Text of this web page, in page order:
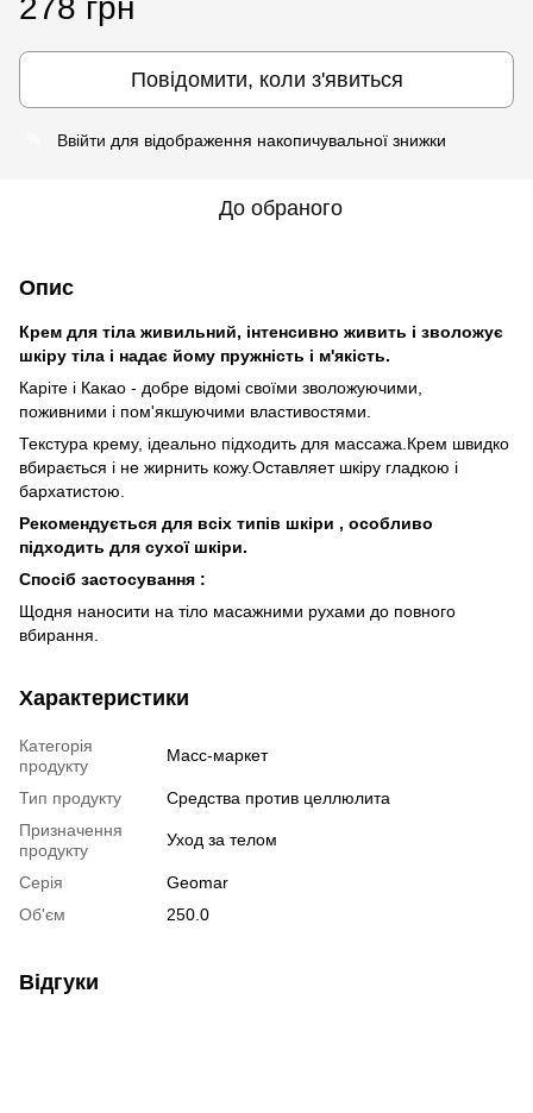
Повідомити, коли з'явиться
Ввійти для відображення накопичувальної знижки
До обраного
Опис
Крем для тіла живильний, інтенсивно живить і зволожує
шкіру тіла і надає йому пружність і м'якість.
Каріте і Какао - добре відомі своїми зволожуючими,
поживними і пом'якшуючими властивостями.
Текстура крему, ідеально підходить для массажа.Крем швидко
вбирається і не жирнить кожу.Оставляет шкіру гладкою і
бархатистою.
Рекомендується для всіх типів шкіри , особливо
підходить для сухої шкіри.
Спосіб застосування :
Щодня наносити на тіло масажними рухами до повного
вбирання.
Характеристики
Категорія
продукту
Масс-маркет
Тип продукту
Средства против целлюлита
Призначення
продукту
Уход за телом
Серія
Geomar
Об'єм
250.0
Відгуки